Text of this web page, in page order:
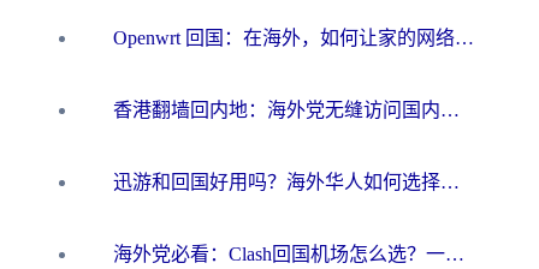
Openwrt 回国：在海外，如何让家的网络触手可及
香港翻墙回内地：海外党无缝访问国内资源的加速器选择全攻略
迅游和回国好用吗？海外华人如何选择靠谱的回国加速器
海外党必看：Clash回国机场怎么选？一篇搞定无缝访问国内资源的全攻略